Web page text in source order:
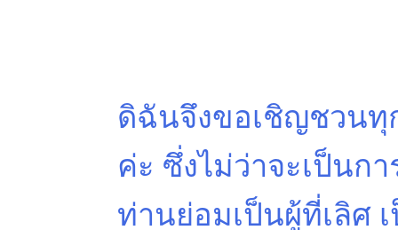
ดิฉันจึงขอเชิญชวน
ค่ะ ซึ่งไม่ว่าจะเป็นก
ท่านย่อมเป็นผู้ที่เลิศ